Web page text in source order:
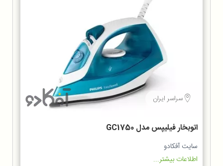
سراسر ایران
اتوبخار فیلیپس مدل GC1750
سایت آفکادو
اطلاعات بیشتر...